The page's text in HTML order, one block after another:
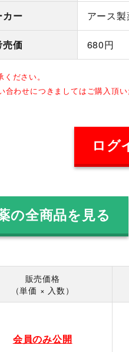
カー アース
売価 680円
ださい。
わせにつきましてはご購入頂
ログ
の全商品を見る
販売価格
（単価 × 入数）
会員のみ公開